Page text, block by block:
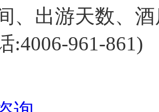
、出游天数、
:4006-961-861)